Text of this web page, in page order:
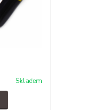
Skladem